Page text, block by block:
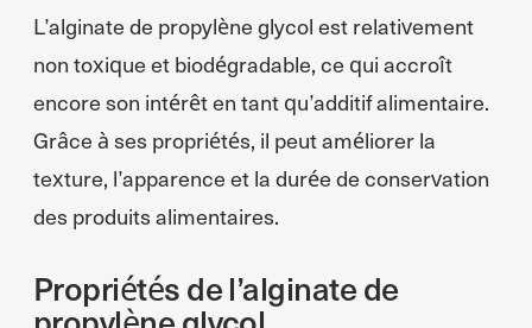
L’alginate de propylène glycol est relativement
non toxique et biodégradable, ce qui accroît
encore son intérêt en tant qu’additif alimentaire.
Grâce à ses propriétés, il peut améliorer la
texture, l’apparence et la durée de conservation
des produits alimentaires.
Propriétés de l’alginate de